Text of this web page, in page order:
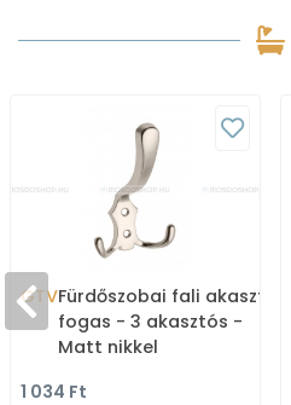
GTVFürdőszobai fali akasztó,
fogas - 3 akasztós -
Matt nikkel
1 034 Ft